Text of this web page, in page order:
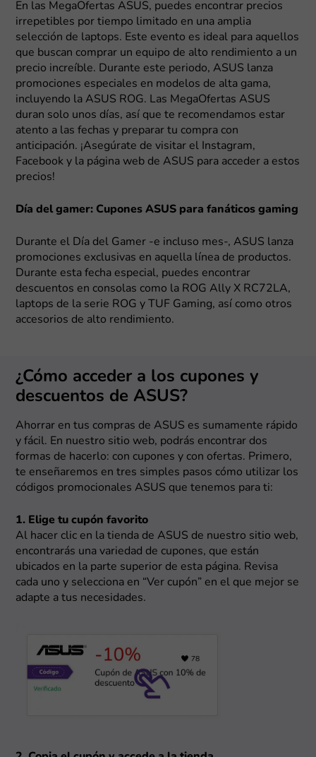
En las MegaOfertas ASUS, puedes encontrar precios
irrepetibles por tiempo limitado en una amplia
selección de laptops. Este evento es ideal para aquellos
que buscan comprar un equipo de alto rendimiento a un
precio increíble. Durante este periodo, ASUS lanza
promociones especiales en modelos de alta gama,
incluyendo la ASUS ROG. Las MegaOfertas ASUS
duran solo unos días, así que te recomendamos estar
atento a las fechas y preparar tu compra con
anticipación. ¡Asegúrate de visitar el Instagram,
Facebook y la página web de ASUS para acceder a estos
precios!
Día del gamer: Cupones ASUS para fanáticos gaming
Durante el Día del Gamer -e incluso mes-, ASUS lanza
promociones exclusivas en aquella línea de productos.
Durante esta fecha especial, puedes encontrar
descuentos en consolas como la ROG Ally X RC72LA,
laptops de la serie ROG y TUF Gaming, así como otros
accesorios de alto rendimiento.
¿Cómo acceder a los cupones y
descuentos de ASUS?
Ahorrar en tus compras de ASUS es sumamente rápido
y fácil. En nuestro sitio web, podrás encontrar dos
formas de hacerlo: con cupones y con ofertas. Primero,
te enseñaremos en tres simples pasos cómo utilizar los
códigos promocionales ASUS que tenemos para ti:
1. Elige tu cupón favorito
Al hacer clic en la tienda de ASUS de nuestro sitio web,
encontrarás una variedad de cupones, que están
ubicados en la parte superior de esta página. Revisa
cada uno y selecciona en “Ver cupón” en el que mejor se
adapte a tus necesidades.